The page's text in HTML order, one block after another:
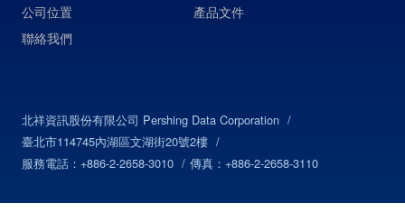
公司位置
聯絡我們
產品文件
北祥資訊股份有限公司 Pershing Data Corporation
臺北市114745內湖區文湖街20號2樓
服務電話：+886-2-2658-3010
傳真：+886-2-2658-3110